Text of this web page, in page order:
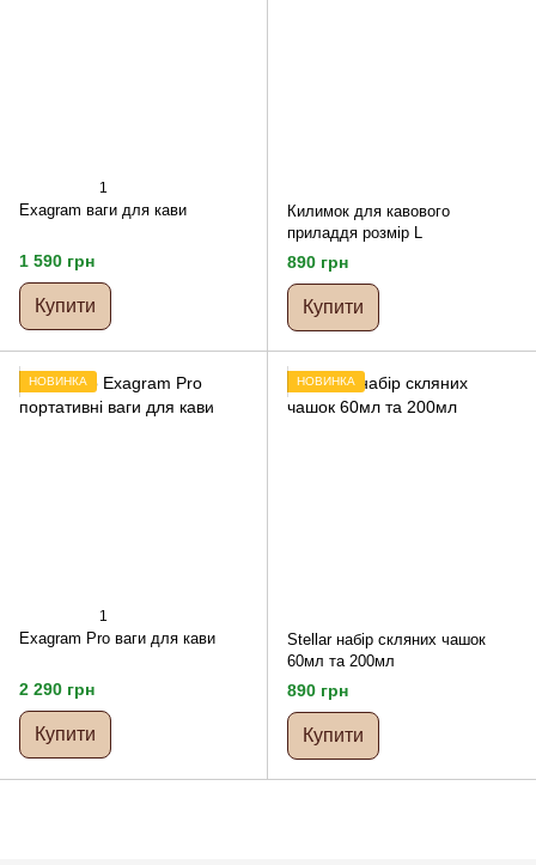
1
Exagram ваги для кави
1 590 грн
Купити
Килимок для кавового
приладдя розмір L
890 грн
Купити
НОВИНКА
1
Exagram Pro ваги для кави
2 290 грн
Купити
НОВИНКА
Stellar набір скляних чашок
60мл та 200мл
890 грн
Купити